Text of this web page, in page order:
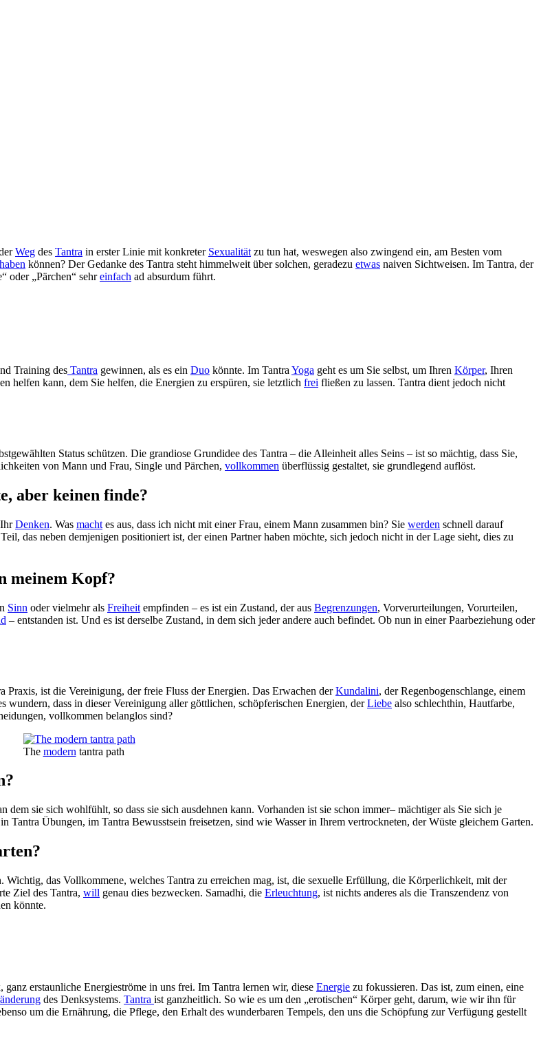
Weg des Tantra in erster Linie mit konkreter Sexualität zu tun hat, weswegen also zwingend ein, am Besten vom
haben können? Der Gedanke des Tantra steht himmelweit über solchen, geradezu etwas naiven Sichtweisen. Im Tantra, der
oder „Pärchen“ sehreinfach ad absurdum führt.
Training des Tantra gewinnen, als es ein Duo könnte. Im Tantra Yoga geht es um Sie selbst, um Ihren Körper, Ihren
helfen kann, dem Sie helfen, die Energien zu erspüren, sie letztlich frei fließen zu lassen. Tantra dient jedoch nicht
Status schützen. Die grandiose Grundidee des Tantra – die Alleinheit alles Seins – ist so mächtig, dass Sie,
von Mann und Frau, Single und Pärchen, vollkommen überflüssig gestaltet, sie grundlegend auflöst.
aber keinen finde?
Denken. Was macht es aus, dass ich nicht mit einer Frau, einem Mann zusammen bin? Sie werden schnell darauf
das neben demjenigen positioniert ist, der einen Partner haben möchte, sich jedoch nicht in der Lage sieht, dies zu
meinem Kopf?
Sinn oder vielmehr als Freiheit empfinden – es ist ein Zustand, der aus Begrenzungen, Vorverurteilungen, Vorurteilen,
– entstanden ist. Und es ist derselbe Zustand, in dem sich jeder andere auch befindet. Ob nun in einer Paarbeziehung oder
Praxis, ist die Vereinigung, der freie Fluss der Energien. Das Erwachen derKundalini, der Regenbogenschlange, einem
dass in dieser Vereinigung aller göttlichen, schöpferischen Energien, derLiebe also schlechthin, Hautfarbe,
vollkommen belanglos sind?
The modern tantra path
dem sie sich wohlfühlt, so dass sie sich ausdehnen kann. Vorhanden ist sie schon immer– mächtiger als Sie sich je
Tantra Übungen, im Tantra Bewusstsein freisetzen, sind wie Wasser in Ihrem vertrockneten, der Wüste gleichem Garten.
das Vollkommene, welches Tantra zu erreichen mag, ist, die sexuelle Erfüllung, die Körperlichkeit, mit der
Ziel des Tantra, will genau dies bezwecken. Samadhi, die Erleuchtung, ist nichts anderes als die Transzendenz von
könnte.
erstaunliche Energieströme in uns frei. Im Tantra lernen wir, diese Energie zu fokussieren. Das ist, zum einen, eine
des Denksystems. Tantra ist ganzheitlich. So wie es um den „erotischen“ Körper geht, darum, wie wir ihn für
um die Ernährung, die Pflege, den Erhalt des wunderbaren Tempels, den uns die Schöpfung zur Verfügung gestellt